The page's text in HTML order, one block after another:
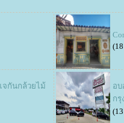
จกันกล้วยไม้
อบ
ก